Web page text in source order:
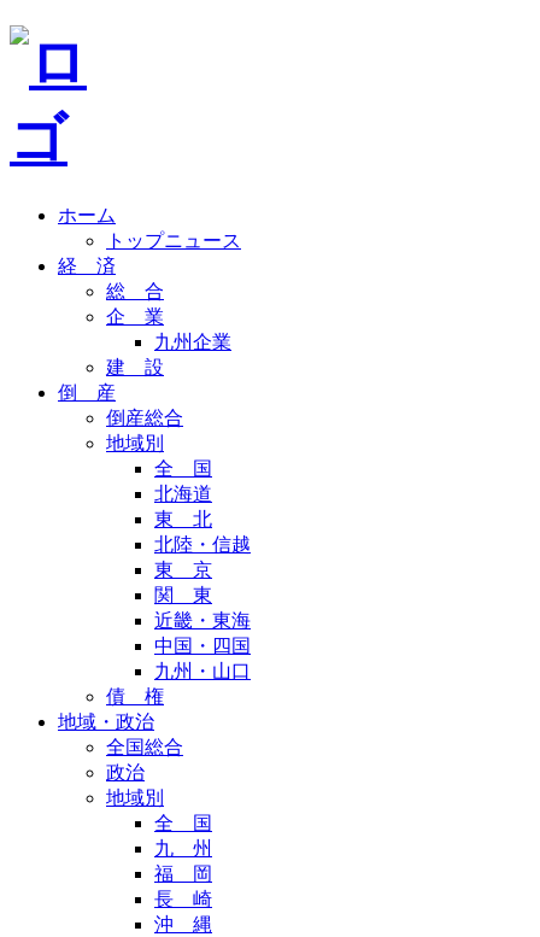
ホーム
トップニュース
経 済
総 合
企 業
九州企業
建 設
倒 産
倒産総合
地域別
全 国
北海道
東 北
北陸・信越
東 京
関 東
近畿・東海
中国・四国
九州・山口
債 権
地域・政治
全国総合
政治
地域別
全 国
九 州
福 岡
長 崎
沖 縄